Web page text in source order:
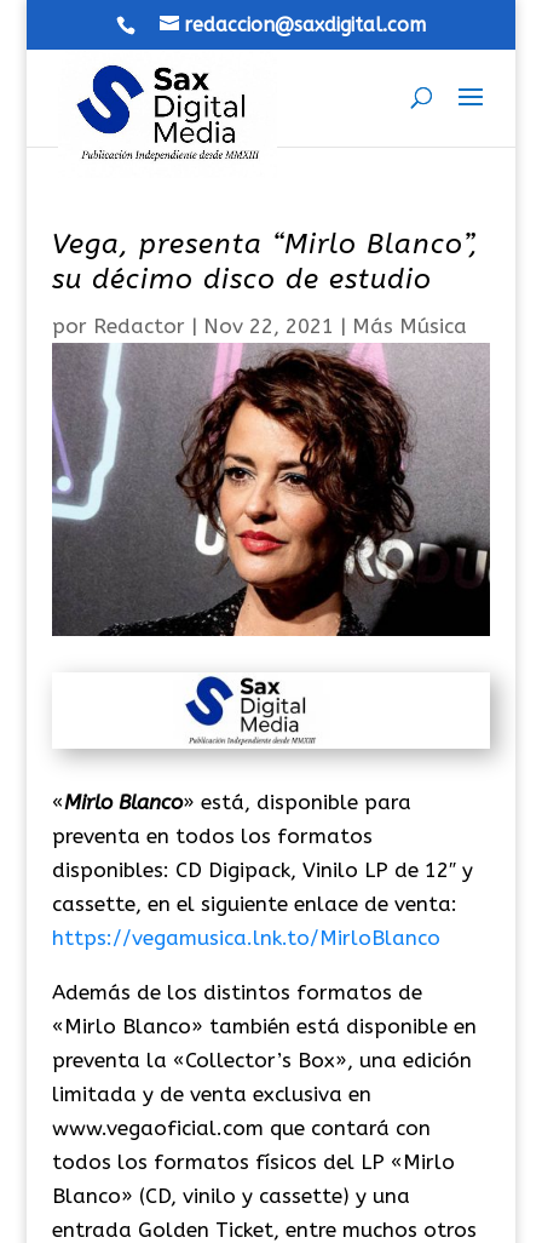
redaccion@saxdigital.com
Vega, presenta “Mirlo Blanco”,
su décimo disco de estudio
por Redactor| Nov 22, 2021 | Más Música
«Mirlo Blanco» está, disponible para
preventa en todos los formatos
disponibles: CD Digipack, Vinilo LP de 12″ y
cassette, en el siguiente enlace de venta:
https://vegamusica.lnk.to/MirloBlanco
Además de los distintos formatos de
«Mirlo Blanco» también está disponible en
preventa la «Collector’s Box», una edición
limitada y de venta exclusiva en
www.vegaoficial.com que contará con
todos los formatos físicos del LP «Mirlo
Blanco» (CD, vinilo y cassette) y una
entrada Golden Ticket, entre muchos otros